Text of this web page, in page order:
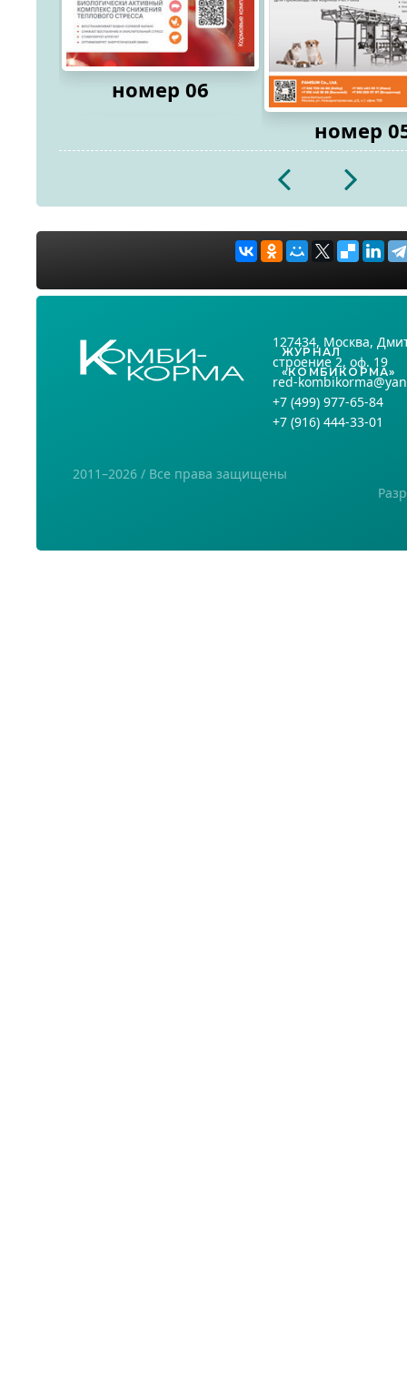
номер 06
номер
2026
ЖУРНАЛ
«КОМБИКОРМА»
127434, Москва,
строение 2, оф. 19
red-
+7 (499) 977-65-84
+7 (916) 444-33-01
2011–2026 / Все права защищены